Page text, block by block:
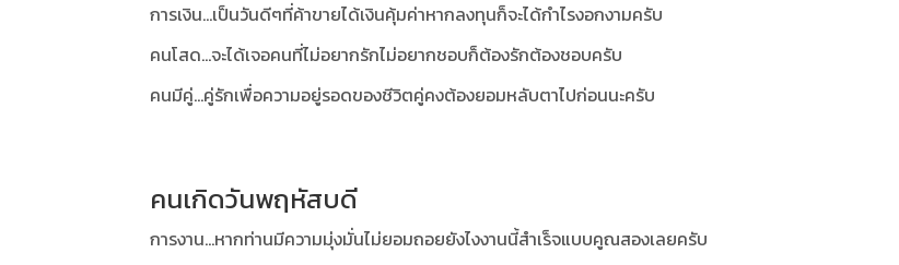
การเงิน...เป็นวันดีๆที่ค้าขายได้เงินคุ้มค่าหากลงทุนก็จะได้กำไรงอกงามครับ
คนโสด...จะได้เจอคนที่ไม่อยากรักไม่อยากชอบก็ต้องรักต้องชอบครับ
คนมีคู่...คู่รักเพื่อความอยู่รอดของชีวิตคู่คงต้องยอมหลับตาไปก่อนนะครับ
คนเกิดวันพฤหัสบดี
การงาน...หากท่านมีความมุ่งมั่นไม่ยอมถอยยังไงงานนี้สำเร็จแบบคูณสองเลยครับ